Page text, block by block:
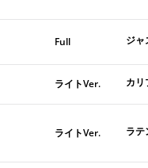
Full ジャ
ライトVer. カリ
ライトVer. ラテ